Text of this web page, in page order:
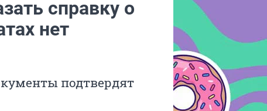
справку о
нет
подтвердят